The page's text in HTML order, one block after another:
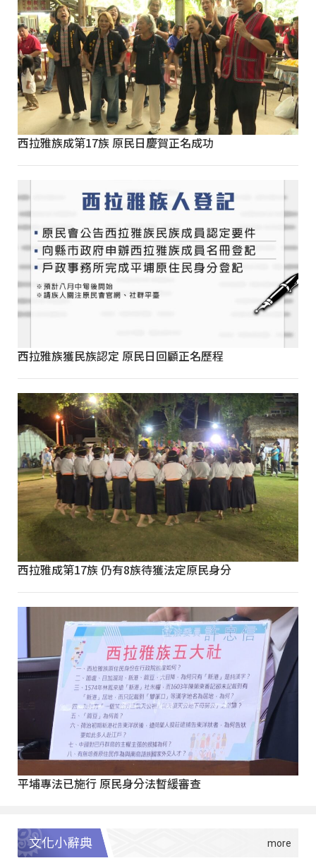
西拉雅族成第17族 原民日慶賀正名成功
西拉雅族獲民族認定 原民日回顧正名歷程
西拉雅成第17族 仍有8族待獲法定原民身分
平埔專法已施行 原民身分法暫緩審查
文化小辭典